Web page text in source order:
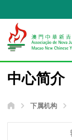
中心简介
下属机构